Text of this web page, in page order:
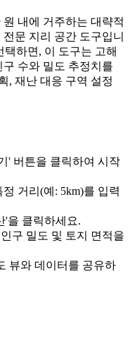
내에 거주하는 대략적
문 지리 공간 도구입니
하면, 이 도구는 고해
수와 밀도 추정치를
, 재난 대응 구역 설정
' 버튼을 클릭하여 시작
거리(예: 5km)를 입력
'을 클릭하세요.
구 밀도 및 토지 면적을
뷰와 데이터를 공유하